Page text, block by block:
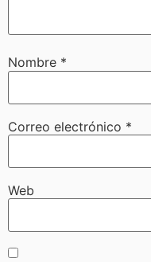
Nombre *
Correo electrónico *
Web